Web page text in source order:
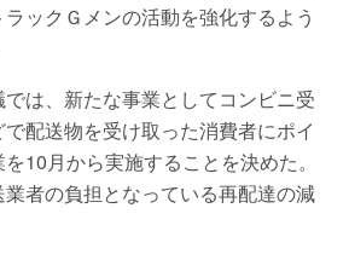
ックＧメンの活動を強化するよう
は、新たな事業としてコンビニ受
配送物を受け取った消費者にポイ
10月から実施することを決めた。
者の負担となっている再配達の減